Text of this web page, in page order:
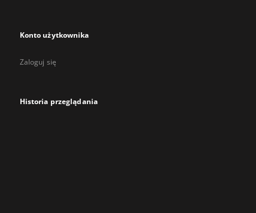
Konto użytkownika
Zaloguj się
Historia przeglądania